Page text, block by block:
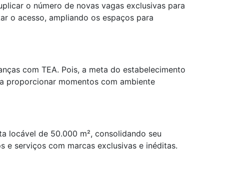
o número de novas vagas exclusivas para
o acesso, ampliando os espaços para
com TEA. Pois, a meta do estabelecimento
proporcionar momentos com ambiente
locável de 50.000 m², consolidando seu
serviços com marcas exclusivas e inéditas.